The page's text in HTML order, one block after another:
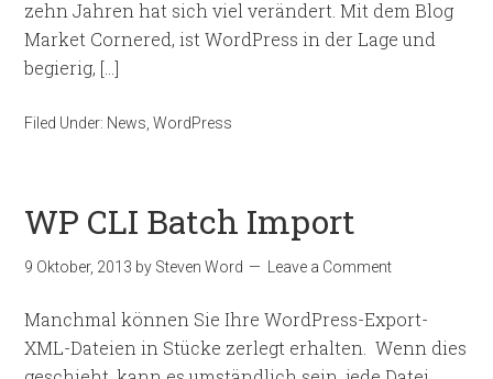
zehn Jahren hat sich viel verändert. Mit dem Blog
Market Cornered, ist WordPress in der Lage und
begierig, […]
Filed Under: News ,WordPress
WP CLI Batch Import
9 Oktober, 2013 by Steven Word Leave a Comment
Manchmal können Sie Ihre WordPress-Export-
XML-Dateien in Stücke zerlegt erhalten. Wenn dies